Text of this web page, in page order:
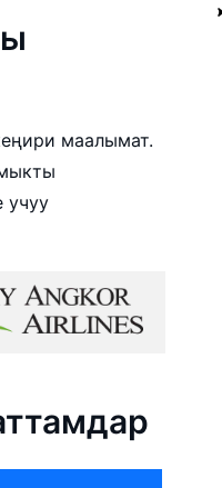
маалымат.
учуу